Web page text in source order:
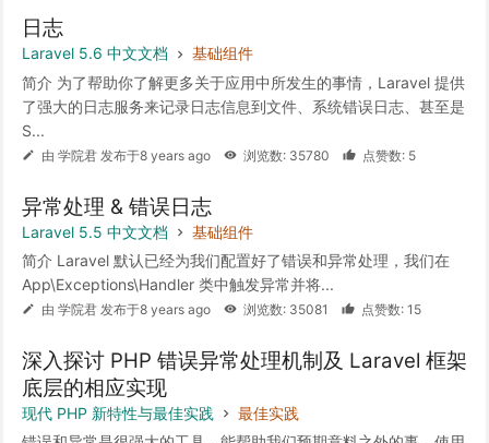
日志
Laravel 5.6 中文文档
基础组件
简介 为了帮助你了解更多关于应用中所发生的事情，Laravel 提供
了强大的日志服务来记录日志信息到文件、系统错误日志、甚至是
S...
由 学院君 发布于8 years ago 浏览数: 35780 点赞数: 5
异常处理 & 错误日志
Laravel 5.5 中文文档
基础组件
简介 Laravel 默认已经为我们配置好了错误和异常处理，我们在
App\Exceptions\Handler 类中触发异常并将...
由 学院君 发布于8 years ago 浏览数: 35081 点赞数: 15
深入探讨 PHP 错误异常处理机制及 Laravel 框架
底层的相应实现
现代 PHP 新特性与最佳实践
最佳实践